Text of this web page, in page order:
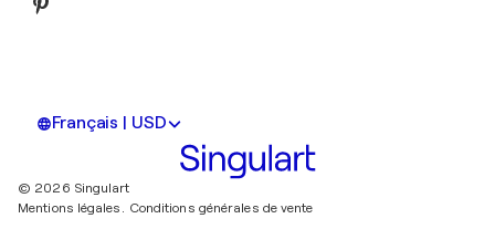
Français | USD
© 2026 Singulart
Mentions légales. Conditions générales de vente